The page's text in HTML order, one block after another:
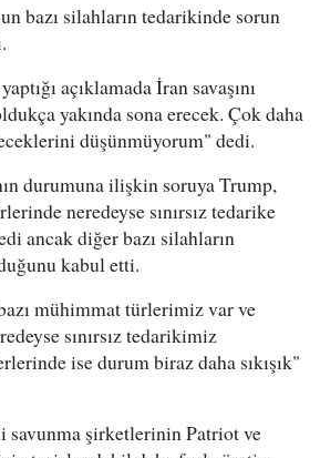
bazı silahların tedarikinde sorun
açıklamada İran savaşını
yakında sona erecek. Çok daha
düşünmüyorum" dedi.
durumuna ilişkin soruya Trump,
neredeyse sınırsız tedarike
ancak diğer bazı silahların
kabul etti.
mühimmat türlerimiz var ve
sınırsız tedarikimiz
ise durum biraz daha sıkışık"
savunma şirketlerinin Patriot ve